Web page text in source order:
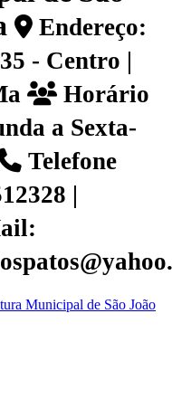
Endereço:
- Centro |
Horário
a Sexta-
Telefone
|
Municipal de São João